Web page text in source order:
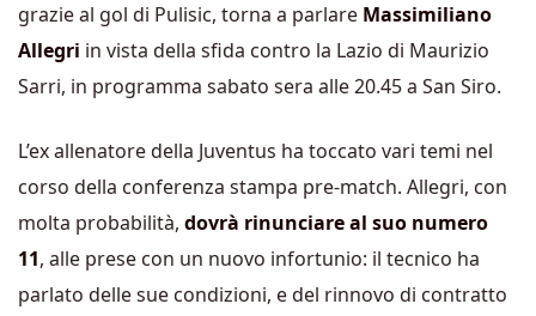
grazie al gol di Pulisic, torna a parlare Massimiliano
Allegri in vista della sfida contro la Lazio di Maurizio
Sarri, in programma sabato sera alle 20.45 a San Siro.
L’ex allenatore della Juventus ha toccato vari temi nel
corso della conferenza stampa pre-match. Allegri, con
molta probabilità, dovrà rinunciare al suo numero
11, alle prese con un nuovo infortunio: il tecnico ha
parlato delle sue condizioni, e del rinnovo di contratto